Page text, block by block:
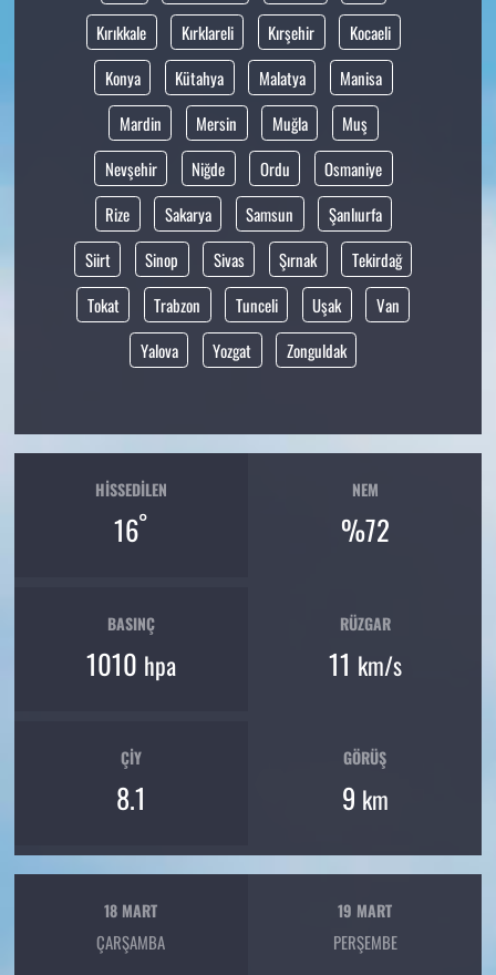
Kırıkkale
Kırklareli Kırşehir
Kocaeli
Konya
Kütahya Malatya
Manisa
Mardin
Mersin Muğla
Muş
Nevşehir
Niğde Ordu
Osmaniye
Rize
Sakarya Samsun
Şanlıurfa
Siirt
Sinop Sivas Şırnak
Tekirdağ
Tokat
Trabzon Tunceli Uşak
Van
Yalova
Yozgat Zonguldak
HISSEDILEN
16°
NEM
%72
BASINÇ
1010 hpa
RÜZGAR
11 km/s
ÇIY
8.1
GÖRÜŞ
9 km
18 MART
ÇARŞAMBA
19 MART
PERŞEMBE